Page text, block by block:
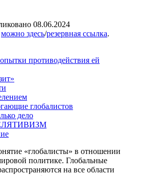
08.06.2024
можно здесь/резервная ссылка.
противодействия ей
глобалистов
дело
«глобалисты» в отношении
политике. Глобальные
на все области